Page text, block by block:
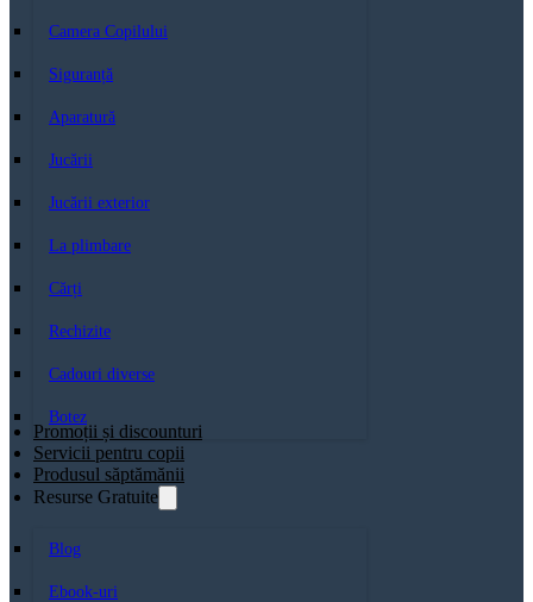
Camera Copilului
Siguranță
Aparatură
Jucării
Jucării exterior
La plimbare
Cărți
Rechizite
Cadouri diverse
Botez
Promoții și discounturi
Servicii pentru copii
Produsul săptămănii
Resurse Gratuite
Blog
Ebook-uri